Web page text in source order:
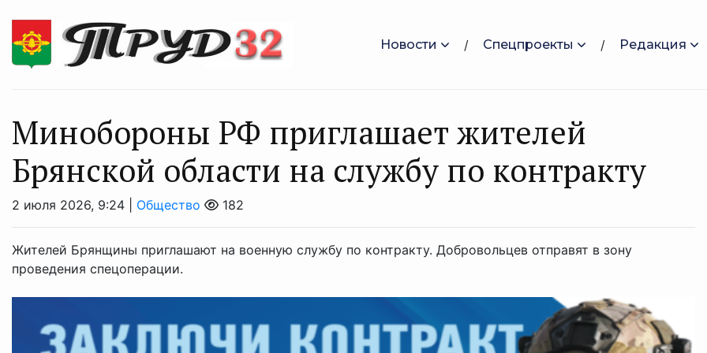
Новости Спецпроекты Редакция
Минoбoроны РФ приглaшaет житeлeй
Брянской oбласти на службу по кoнтракту
2 июля 2026, 9:24 | Общество 182
Жителей Брянщины приглашают на военную службу по контракту. Добровольцев отправят в зону
проведения спецоперации.